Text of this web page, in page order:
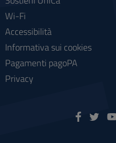
Wi-Fi
Accessibilità
Informativa sui cookies
Pagamenti pagoPA
Privacy